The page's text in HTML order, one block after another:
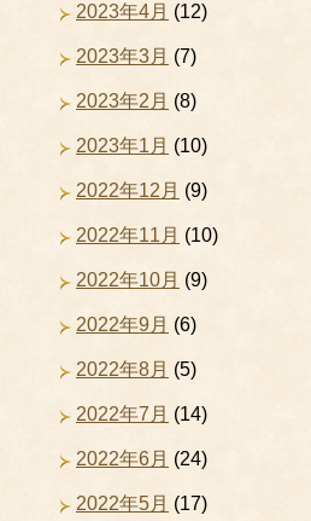
2023年4月 (12)
2023年3月 (7)
2023年2月 (8)
2023年1月 (10)
2022年12月 (9)
2022年11月 (10)
2022年10月 (9)
2022年9月 (6)
2022年8月 (5)
2022年7月 (14)
2022年6月 (24)
2022年5月 (17)